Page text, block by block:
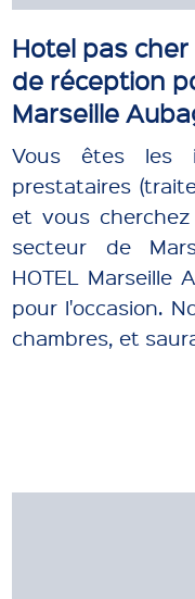
Hotel pas
de réception
Marseille
Vous êtes les
prestataires
et vous
secteur de
HOTEL Marseille
pour l'occasion.
chambres, et